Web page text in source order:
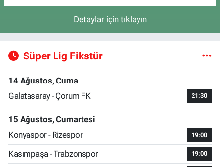
Detaylar için tıklayın
Süper Lig Fikstür
14 Ağustos, Cuma
Galatasaray - Çorum FK
21:30
15 Ağustos, Cumartesi
Konyaspor - Rizespor
19:00
Kasımpaşa - Trabzonspor 19:00